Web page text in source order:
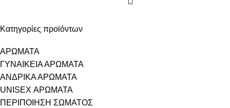
Κατηγορίες προϊόντων
ΑΡΩΜΑΤΑ
ΓΥΝΑΙΚΕΙΑ ΑΡΩΜΑΤΑ
ΑΝΔΡΙΚΑ ΑΡΩΜΑΤΑ
UNISEX ΑΡΩΜΑΤΑ
ΠΕΡΙΠΟΙΗΣΗ ΣΩΜΑΤΟΣ